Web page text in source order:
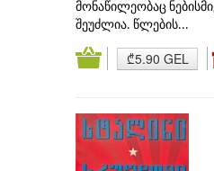
მონაწილეობაც
შეუძლია. წლების...
₾5.90 GEL